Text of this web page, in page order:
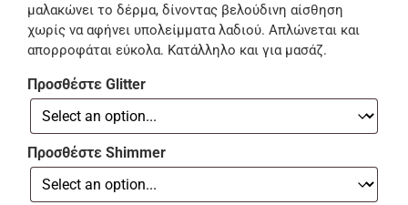
μαλακώνει το δέρμα, δίνοντας βελούδινη αίσθηση
χωρίς να αφήνει υπολείμματα λαδιού. Απλώνεται και
απορροφάται εύκολα. Κατάλληλο και για μασάζ.
Προσθέστε Glitter
Προσθέστε Shimmer